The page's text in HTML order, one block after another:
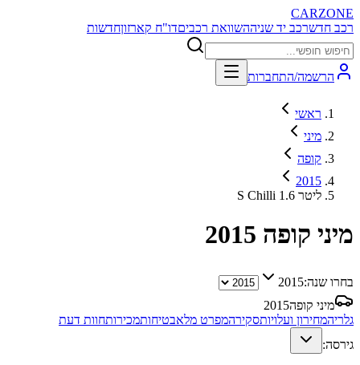
CARZONE
רכב חדשרכב יד שניההשוואת רכביםדו"ח קארזוןחדשות
הרשמה/התחברות
ראשי
מיני
קופה
2015
S Chilli 1.6 ליטר
מיני קופה 2015
בחרו שנה:2015
מיני קופה2015
גלריהמחירון ועלויותסקירהמפרט מלאבטיחותמכירותחוות דעת
גירסה: